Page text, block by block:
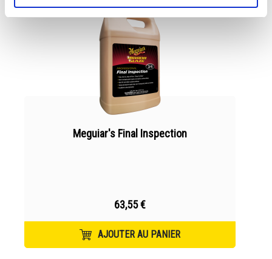
Meguiar's Final Inspection
63,55 €
AJOUTER AU PANIER